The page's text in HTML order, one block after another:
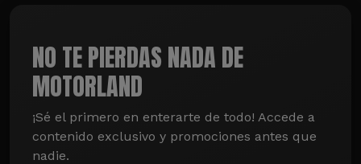
NO TE PIERDAS NADA DE
MOTORLAND
¡Sé el primero en enterarte de todo! Accede a
contenido exclusivo y promociones antes que
nadie.